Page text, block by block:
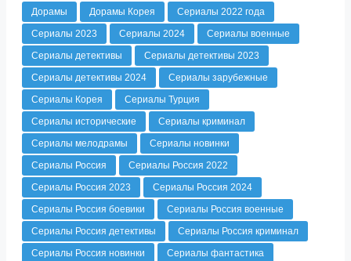
Дорамы Дорамы Корея
Сериалы 2022 года
Сериалы 2023
Сериалы 2024
Сериалы военные
Сериалы детективы
Сериалы детективы 2023
Сериалы детективы 2024
Сериалы зарубежные
Сериалы Корея
Сериалы Турция
Сериалы исторические
Сериалы криминал
Сериалы мелодрамы
Сериалы новинки
Сериалы Россия
Сериалы Россия 2022
Сериалы Россия 2023
Сериалы Россия 2024
Сериалы Россия боевики
Сериалы Россия военные
Сериалы Россия детективы
Сериалы Россия криминал
Сериалы Россия новинки
Сериалы фантастика